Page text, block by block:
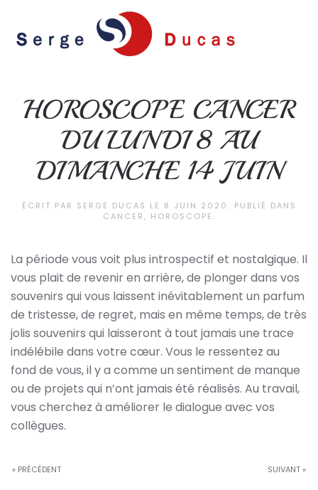
Skip to main content
HOROSCOPE CANCER
DU LUNDI 8 AU
DIMANCHE 14 JUIN
ÉCRIT PAR SERGE DUCAS LE 8 JUIN 2020 . PUBLIÉ DANS
CANCER, HOROSCOPE .
La période vous voit plus introspectif et nostalgique. Il
vous plait de revenir en arrière, de plonger dans vos
souvenirs qui vous laissent inévitablement un parfum
de tristesse, de regret, mais en même temps, de très
jolis souvenirs qui laisseront à tout jamais une trace
indélébile dans votre cœur. Vous le ressentez au
fond de vous, il y a comme un sentiment de manque
ou de projets qui n’ont jamais été réalisés. Au travail,
vous cherchez à améliorer le dialogue avec vos
collègues.
« PRÉCÉDENT SUIVANT »